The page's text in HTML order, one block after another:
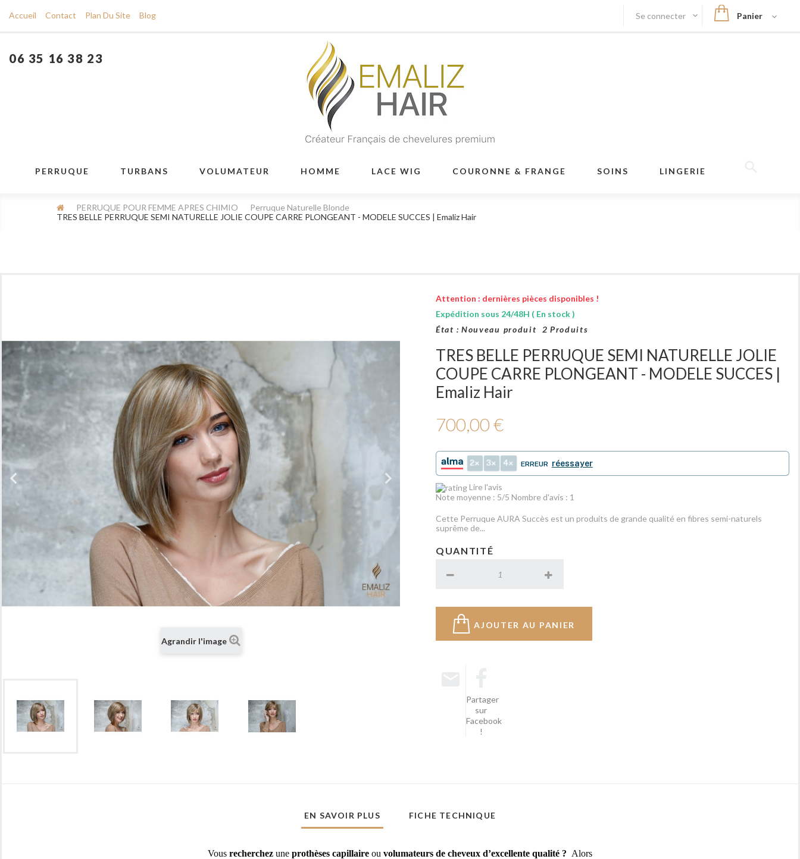
Accueil Contact Plan Du Site Blog Panier
Se connecter
06 35 16 38 23
PERRUQUE TURBANS VOLUMATEUR HOMME LACE WIG COURONNE & FRANGE SOINS LINGERIE
PERRUQUE POUR FEMME APRES CHIMIO
Perruque Naturelle Blonde
TRES BELLE PERRUQUE SEMI NATURELLE JOLIE COUPE CARRE PLONGEANT - MODELE SUCCES | Emaliz Hair
Agrandir l'image
Attention : dernières pièces disponibles !
Expédition sous 24/48H ( En stock )
État : Nouveau produit 2 Produits
TRES BELLE PERRUQUE SEMI NATURELLE JOLIE
COUPE CARRE PLONGEANT - MODELE SUCCES |
Emaliz Hair
700,00 €
2 3 4 ERREUR réessayer
Lire l'avis
Note moyenne : 5/5 Nombre d'avis : 1
Cette Perruque AURA Succès est un produits de grande qualité en fibres semi-naturels
suprême de...
QUANTITÉ
AJOUTER AU PANIER
Partager
sur
Facebook
!
EN SAVOIR PLUS FICHE TECHNIQUE
Vous recherchez une prothèses capillaire ou volumateurs de cheveux d’excellente qualité ? Alors